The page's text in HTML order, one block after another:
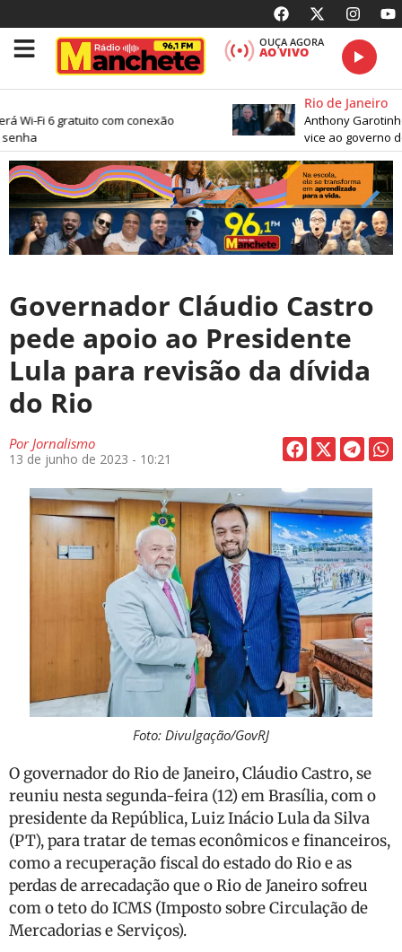
OUÇA AGORA
AO VIVO
Wi-Fi 6 gratuito com conexão
Rio de Janeiro
Anthony Garotinho
vice ao governo do
Governador Cláudio Castro
pede apoio ao Presidente
Lula para revisão da dívida
do Rio
PorJornalismo
13 de junho de 2023 - 10:21
Foto: Divulgação/GovRJ
O governador do Rio de Janeiro, Cláudio Castro, se
reuniu nesta segunda-feira (12) em Brasília, com o
presidente da República, Luiz Inácio Lula da Silva
(PT), para tratar de temas econômicos e financeiros,
como a recuperação fiscal do estado do Rio e as
perdas de arrecadação que o Rio de Janeiro sofreu
com o teto do ICMS (Imposto sobre Circulação de
Mercadorias e Serviços).